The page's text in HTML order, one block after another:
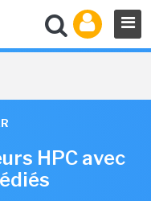
HPC avec